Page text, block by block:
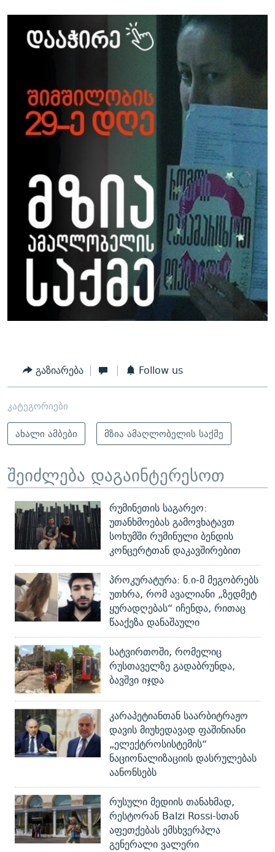
გაზიარება Follow us
კატეგორიები
ახალი ამბები
მზია ამაღლობელის საქმე
შეიძლება დაგაინტერესოთ
რუმინეთის საგარეო:
უთანხმოებას გამოვხატავთ
სოხუმში რუმინული ბენდის
კონცერტთან დაკავშირებით
პროკურატურა: ნ.ი-მ მეგობრებს
უთხრა, რომ ავალიანი „ზედმეტ
ყურადღებას“ იჩენდა, რითაც
წააქეზა დანაშაული
სატვირთოში, რომელიც
რუსთაველზე გადაბრუნდა,
ბავშვი იჯდა
კარაპეტიანთან საარბიტრაჟო
დავის მიუხედავად ფაშინიანი
„ელექტროსისტემის“
ნაციონალიზაციის დასრულებას
აანონსებს
რუსული მედიის თანახმად,
რესტორან Balzi Rossi-სთან
აფეთქებას ემსხვერპლა
გენერალი ვალერი